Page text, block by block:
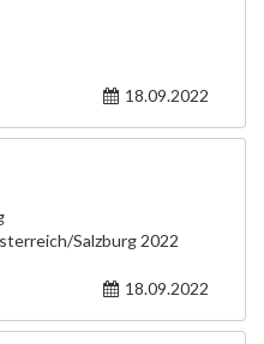
18.09.2022
Salzburg 2022
18.09.2022